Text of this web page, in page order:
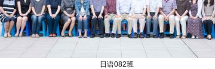
日语082班